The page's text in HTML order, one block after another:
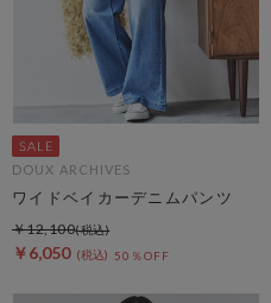
DOUX ARCHIVES
ワイドベイカーデニムパンツ
￥6,050 50％OFF
￥12,100